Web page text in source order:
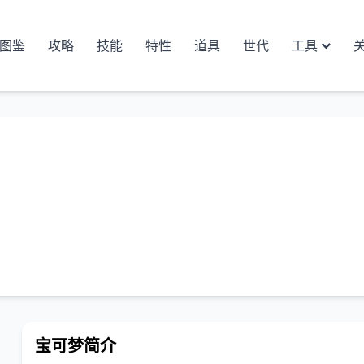
图鉴 攻略 技能 特性 道具 世代 工具
宝可梦简介